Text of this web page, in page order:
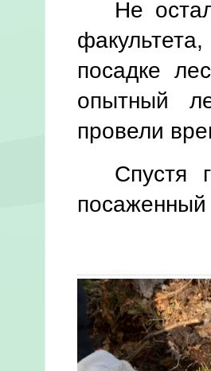
Не
посадке
опытный
провели
Спустя